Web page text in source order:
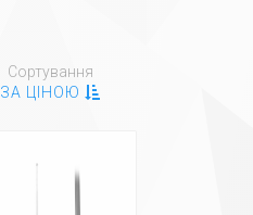
Сортування
ЗА ЦІНОЮ